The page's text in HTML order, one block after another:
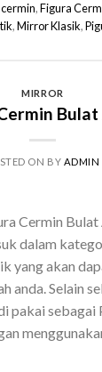
,Figura
,Mirror Klasik,
MIRROR
ON BY ADMIN
Cermin Bulat
dalam
yang akan
anda. Selain
pakai sebagai